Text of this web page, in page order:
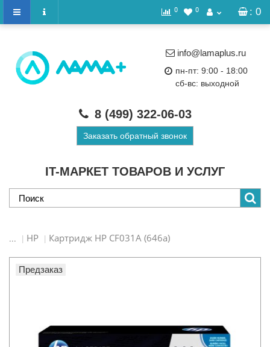
: 0
0 0
IT-МАРКЕТ ТОВАРОВ И УСЛУГ
info@lamaplus.ru
пн-пт: 9:00 - 18:00
сб-вс: выходной
8 (499) 322-06-03
Заказать обратный звонок
... HP Картридж HP CF031A (646a)
Предзаказ